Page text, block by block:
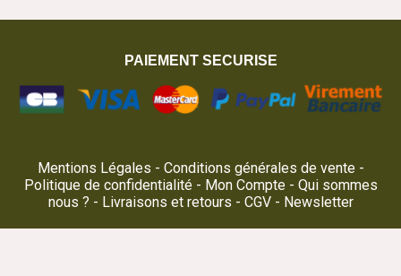
PAIEMENT SECURISE
Mentions Légales
Conditions générales de vente
Politique de confidentialité
Mon Compte
Qui sommes
nous ?
Livraisons et retours CGV Newsletter